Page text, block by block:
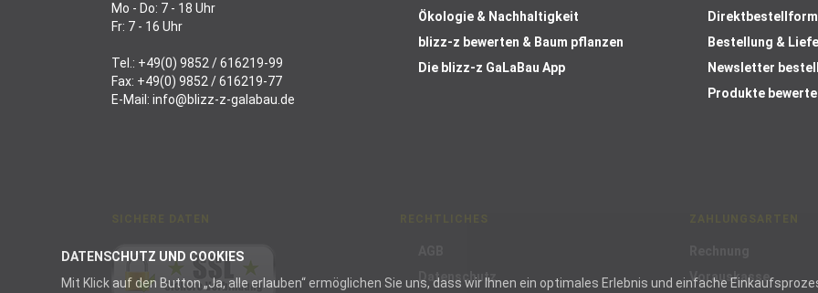
DATENSCHUTZ UND COOKIES
Mit Klick auf den Button „Ja, alle erlauben“ ermöglichen Sie uns, dass wir Ihnen ein optimales Erlebnis und einfache
Mo - Do: 7 - 18 Uhr
Fr: 7 - 16 Uhr
Tel.: +49(0) 9852 / 616219-99
Fax: +49(0) 9852 / 616219-77
E-Mail: info@blizz-z-galabau.de
Ökologie & Nachhaltigkeit
blizz-z bewerten & Baum pflanzen
Die blizz-z GaLaBau App
Bestellung &
Newsletter
Produkte
Datenschutz
Vorauskasse